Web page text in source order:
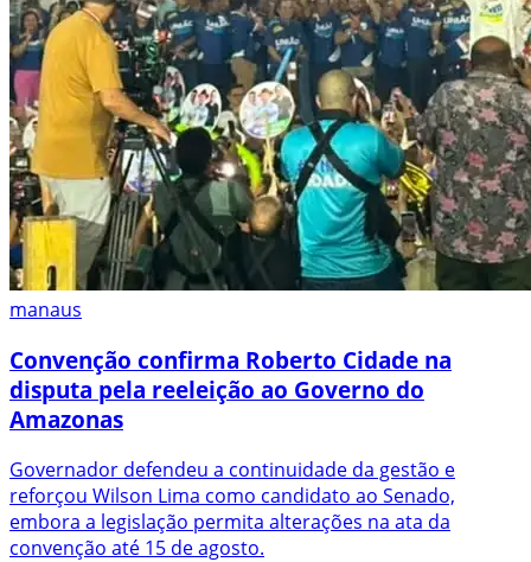
manaus
Convenção confirma Roberto Cidade na
disputa pela reeleição ao Governo do
Amazonas
Governador defendeu a continuidade da gestão e
reforçou Wilson Lima como candidato ao Senado,
embora a legislação permita alterações na ata da
convenção até 15 de agosto.